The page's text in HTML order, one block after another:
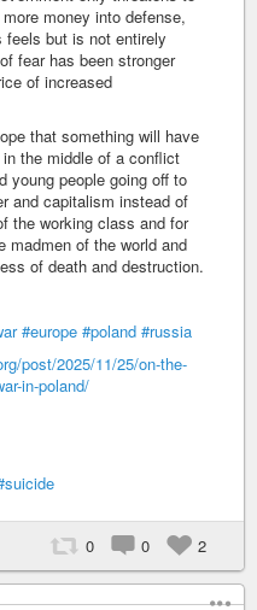
money into defense,
but is not entirely
fear has been stronger
of increased
that something will have
the middle of a conflict
young people going off to
and capitalism instead of
the working class and for
madmen of the world and
of death and destruction.
#europe #poland #russia
post/2025/11/25/on-the-
in-poland/
0 0 2